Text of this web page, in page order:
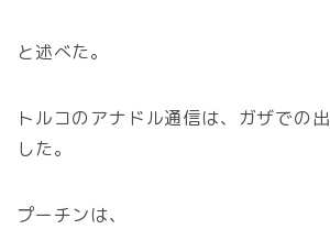
と述べた。
トルコのアナドル通信は、ガザでの
した。
プーチンは、